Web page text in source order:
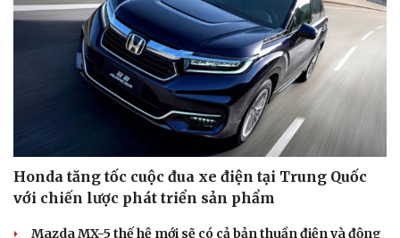
Honda tăng tốc cuộc đua xe điện tại Trung Quốc
với chiến lược phát triển sản phẩm
Mazda MX-5 thế hệ mới sẽ có cả bản thuần điện và động